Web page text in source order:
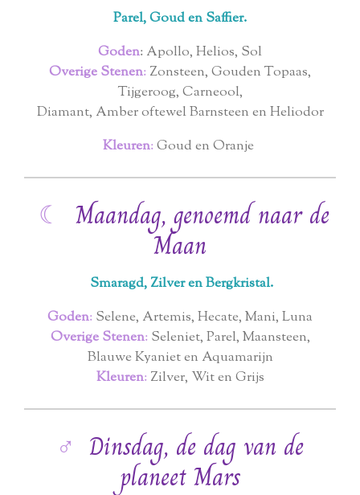
Parel, Goud en Saffier.
Goden: Apollo, Helios, Sol
Overige Stenen: Zonsteen, Gouden Topaas,
Tijgeroog, Carneool,
Diamant, Amber oftewel Barnsteen en Heliodor
Kleuren: Goud en Oranje
☾ Maandag, genoemd naar de
Maan
Smaragd, Zilver en Bergkristal.
Goden: Selene, Artemis, Hecate, Mani, Luna
Overige Stenen: Seleniet, Parel, Maansteen,
Blauwe Kyaniet en Aquamarijn
Kleuren: Zilver, Wit en Grijs
♂ Dinsdag, de dag van de
planeet Mars